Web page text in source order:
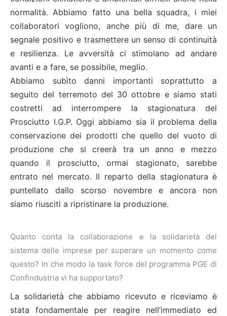
normalità. Abbiamo fatto una bella squadra, i miei
collaboratori vogliono, anche più di me, dare un
segnale positivo e trasmettere un senso di continuità
e resilienza. Le avversità ci stimolano ad andare
avanti e a fare, se possibile, meglio.
Abbiamo subìto danni importanti soprattutto a
seguito del terremoto del 30 ottobre e siamo stati
costretti ad interrompere la stagionatura del
Prosciutto I.G.P. Oggi abbiamo sia il problema della
conservazione dei prodotti che quello del vuoto di
produzione che si creerà tra un anno e mezzo
quando il prosciutto, ormai stagionato, sarebbe
entrato nel mercato. Il reparto della stagionatura è
puntellato dallo scorso novembre e ancora non
siamo riusciti a ripristinare la produzione.
Quanto conta la collaborazione e la solidarietà del
sistema delle imprese per superare un momento come
questo? In che modo la task force del programma PGE di
Confindustria vi ha supportato?
La solidarietà che abbiamo ricevuto e riceviamo è
stata fondamentale per reagire nell’immediato ed